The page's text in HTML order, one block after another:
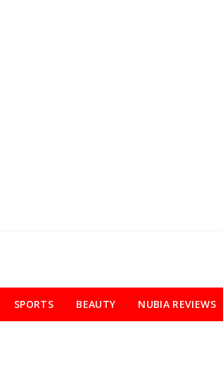
SPORTS BEAUTY NUBIA REVIEWS